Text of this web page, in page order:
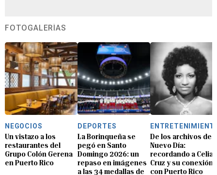
FOTOGALERÍAS
NEGOCIOS
Un vistazo a los
restaurantes del
Grupo Colón Gerena
en Puerto Rico
DEPORTES
La Borinqueña se
pegó en Santo
Domingo 2026: un
repaso en imágenes
a las 34 medallas de
De los archivos de
Nuevo Día:
recordando a Celia
Cruz y su conexión
con Puerto Rico